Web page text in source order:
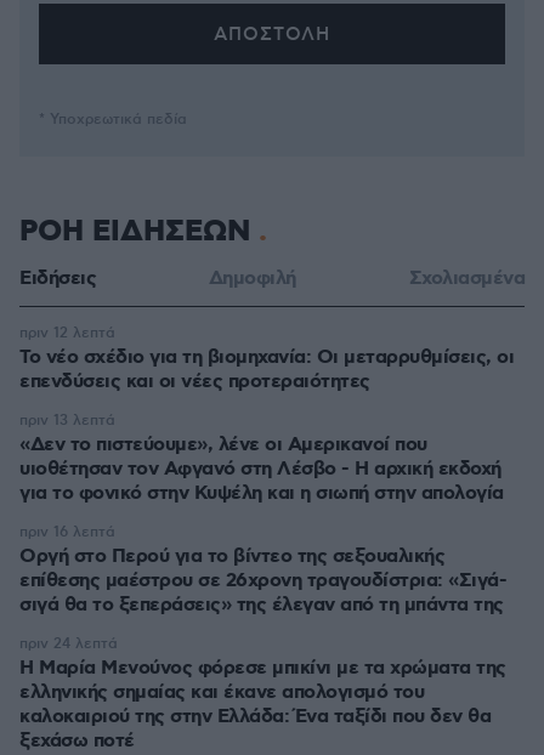
* Υποχρεωτικά πεδία
ΡΟΗ ΕΙΔΗΣΕΩΝ
Ειδήσεις Δημοφιλή Σχολιασμένα
Το νέο σχέδιο για τη βιομηχανία: Οι μεταρρυθμίσεις, οι
επενδύσεις και οι νέες προτεραιότητες
πριν 12 λεπτά
«Δεν το πιστεύουμε», λένε οι Αμερικανοί που
υιοθέτησαν τον Αφγανό στη Λέσβο - Η αρχική εκδοχή
για το φονικό στην Κυψέλη και η σιωπή στην απολογία
πριν 13 λεπτά
Οργή στο Περού για το βίντεο της σεξουαλικής
επίθεσης μαέστρου σε 26χρονη τραγουδίστρια: «Σιγά-
σιγά θα το ξεπεράσεις» της έλεγαν από τη μπάντα της
πριν 16 λεπτά
Η Μαρία Μενούνος φόρεσε μπικίνι με τα χρώματα της
ελληνικής σημαίας και έκανε απολογισμό του
καλοκαιριού της στην Ελλάδα: Ένα ταξίδι που δεν θα
ξεχάσω ποτέ
πριν 24 λεπτά